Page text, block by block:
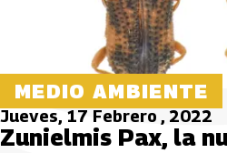
MEDIO AMBIENTE
Jueves, 17 Febrero , 2022
Zunielmis Pax, la